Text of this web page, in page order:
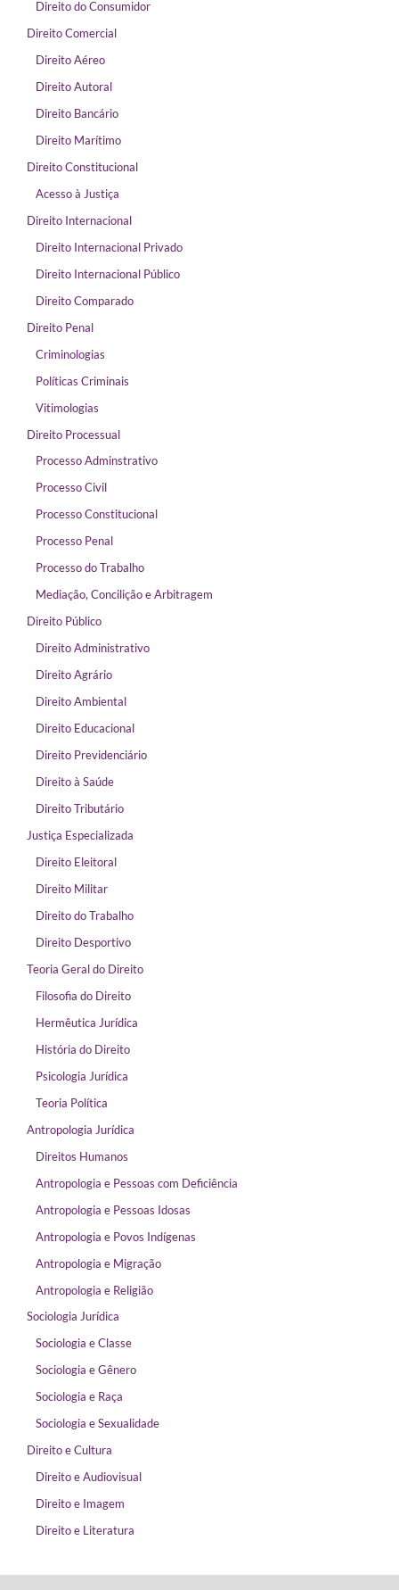
Direito do Consumidor
Direito Comercial
Direito Aéreo
Direito Autoral
Direito Bancário
Direito Marítimo
Direito Constitucional
Acesso à Justiça
Direito Internacional
Direito Internacional Privado
Direito Internacional Público
Direito Comparado
Direito Penal
Criminologias
Políticas Criminais
Vitimologias
Direito Processual
Processo Adminstrativo
Processo Civil
Processo Constitucional
Processo Penal
Processo do Trabalho
Mediação, Concilição e Arbitragem
Direito Público
Direito Administrativo
Direito Agrário
Direito Ambiental
Direito Educacional
Direito Previdenciário
Direito à Saúde
Direito Tributário
Justiça Especializada
Direito Eleitoral
Direito Militar
Direito do Trabalho
Direito Desportivo
Teoria Geral do Direito
Filosofia do Direito
Hermêutica Jurídica
História do Direito
Psicologia Jurídica
Teoria Política
Antropologia Jurídica
Direitos Humanos
Antropologia e Pessoas com Deficiência
Antropologia e Pessoas Idosas
Antropologia e Povos Indígenas
Antropologia e Migração
Antropologia e Religião
Sociologia Jurídica
Sociologia e Classe
Sociologia e Gênero
Sociologia e Raça
Sociologia e Sexualidade
Direito e Cultura
Direito e Audiovisual
Direito e Imagem
Direito e Literatura